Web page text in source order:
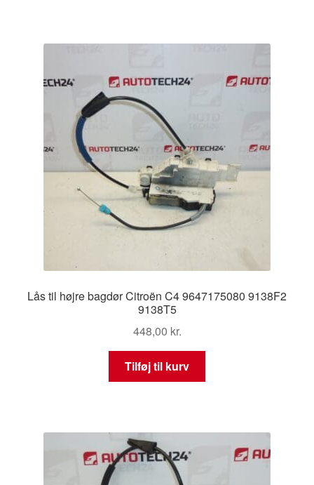
Lås til højre bagdør Citroën C4 9647175080 9138F2
9138T5
448,00 kr.
Tilføj til kurv